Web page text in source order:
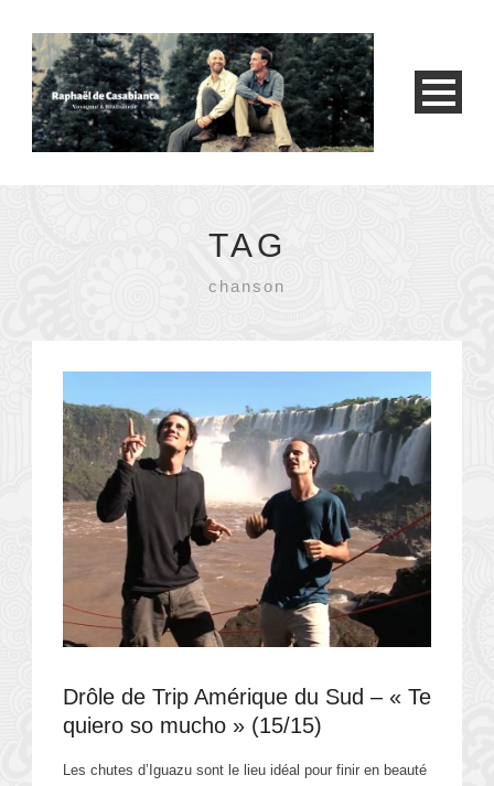
TAG
chanson
Drôle de Trip Amérique du Sud – « Te
quiero so mucho » (15/15)
Les chutes d’Iguazu sont le lieu idéal pour finir en beauté